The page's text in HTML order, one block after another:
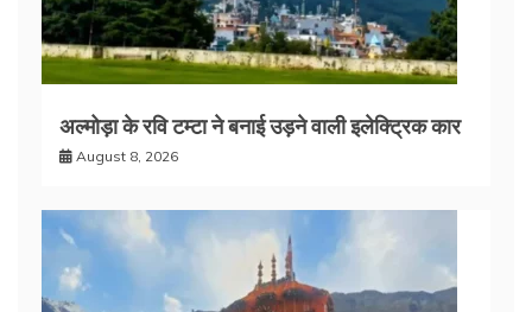
अल्मोड़ा के रवि टम्टा ने बनाई उड़ने वाली इलेक्ट्रिक कार
August 8, 2026